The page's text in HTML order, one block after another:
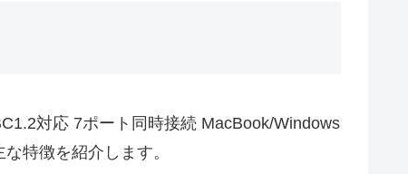
対応 7ポート同時接続 MacBook/Windows
特徴を紹介します。